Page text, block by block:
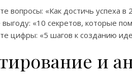
вопросы: «Как достичь успеха в
«10 секретов, которые
цифры: «5 шагов к созданию
и